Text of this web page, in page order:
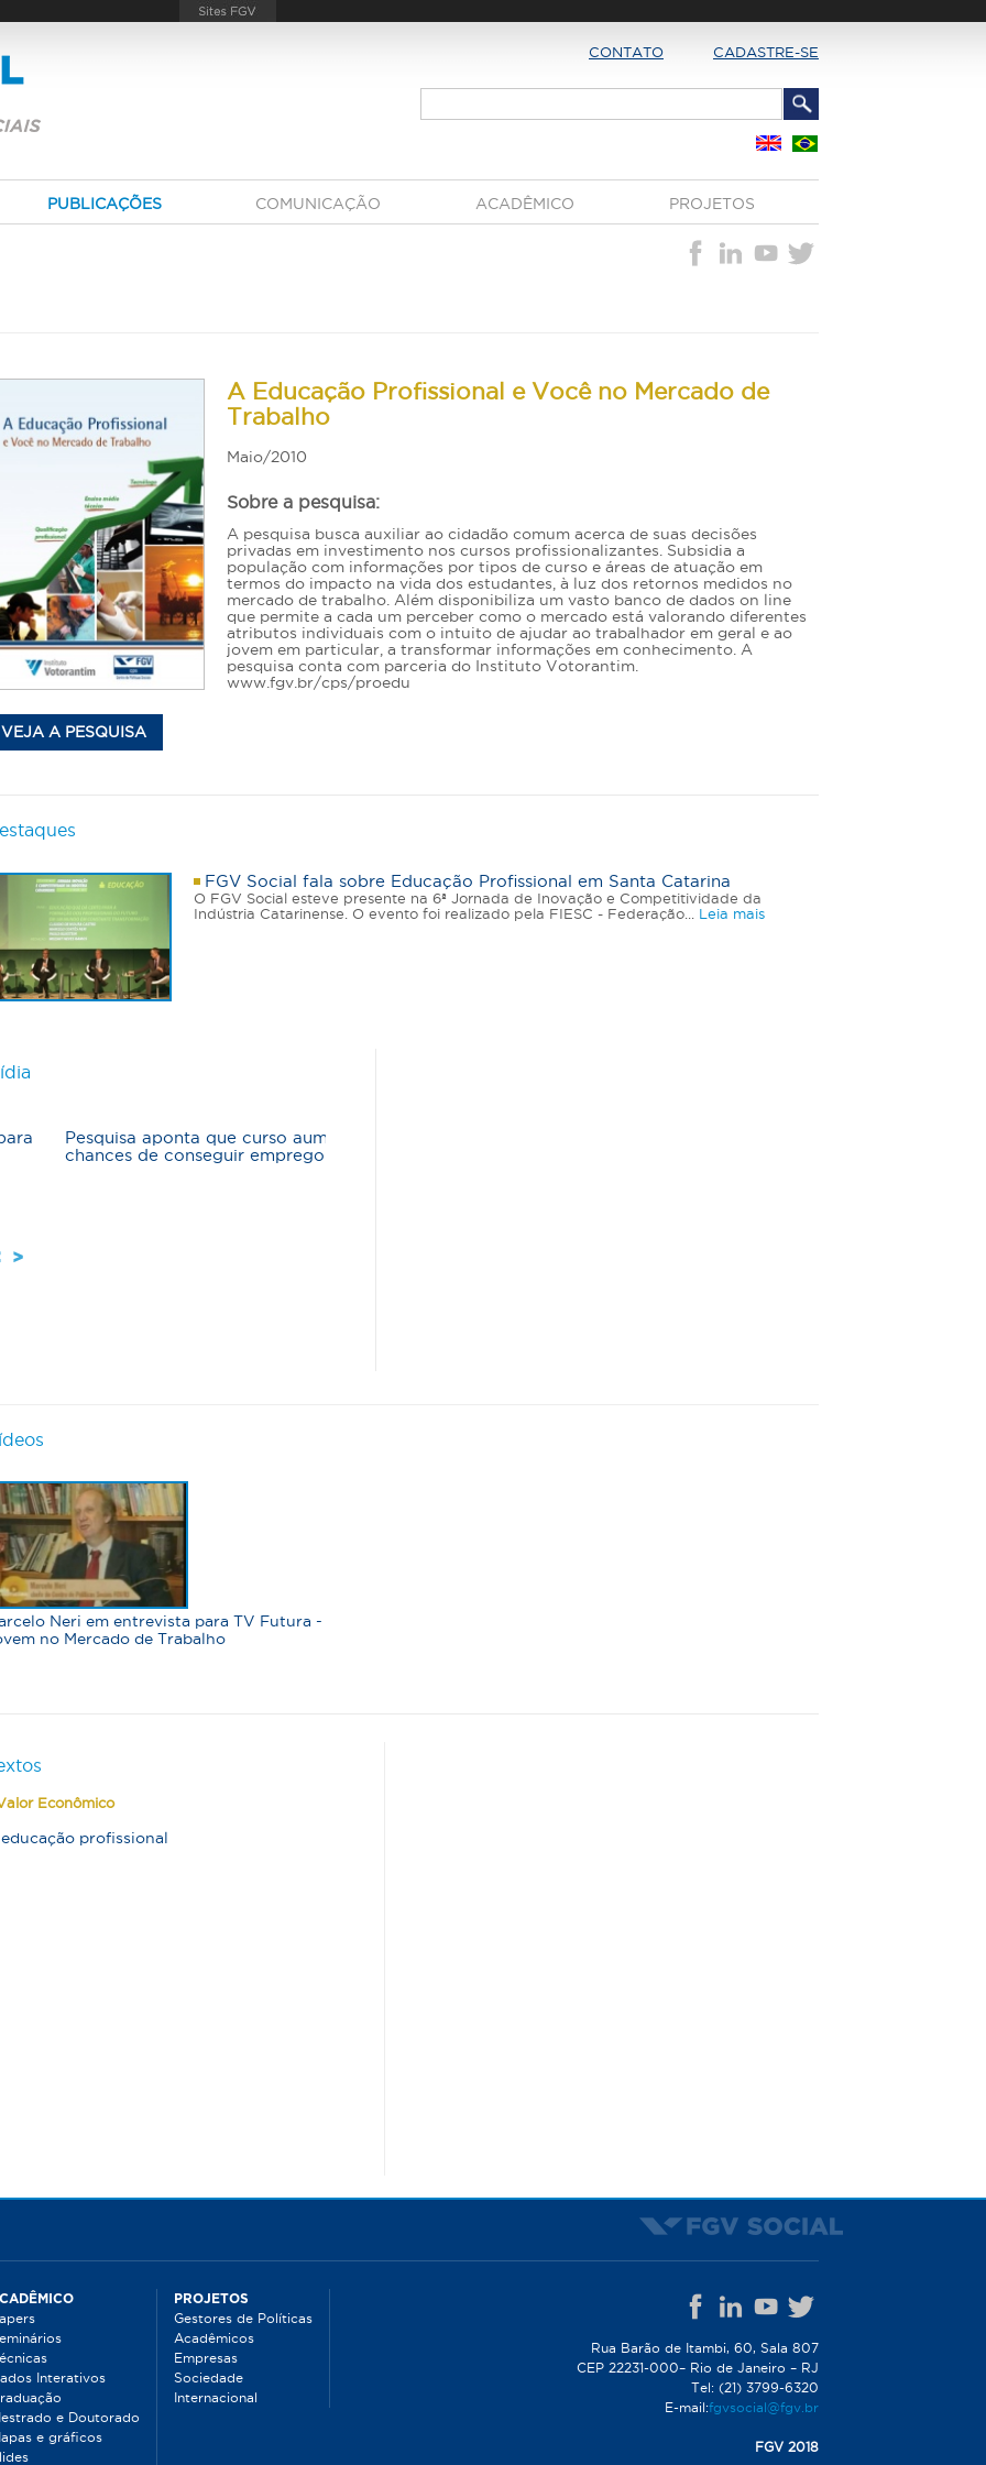
CONTATO CADASTRE-SE
PUBLICAÇÕES COMUNICAÇÃO ACADÊMICO PROJETOS
A Educação Profissional e Você no Mercado de
Trabalho
Maio/2010
Sobre a pesquisa:
A pesquisa busca auxiliar ao cidadão comum acerca de suas decisões
privadas em investimento nos cursos profissionalizantes. Subsidia a
população com informações por tipos de curso e áreas de atuação em
termos do impacto na vida dos estudantes, à luz dos retornos medidos no
mercado de trabalho. Além disponibiliza um vasto banco de dados on line
que permite a cada um perceber como o mercado está valorando diferentes
atributos individuais com o intuito de ajudar ao trabalhador em geral e ao
jovem em particular, a transformar informações em conhecimento. A
pesquisa conta com parceria do Instituto Votorantim.
www.fgv.br/cps/proedu
VEJA A PESQUISA
FGV Social fala sobre Educação Profissional em Santa Catarina
O FGV Social esteve presente na 6ª Jornada de Inovação e Competitividade da
Indústria Catarinense. O evento foi realizado pela FIESC - Federação... Leia mais
aponta que curso aumenta as
de conseguir emprego
Mercado volta a criar empregos para
Neri em entrevista para TV Futura -
no Mercado de Trabalho
Econômico
profissional
Interativos
e Doutorado
e gráficos
PROJETOS
Gestores de Políticas
Acadêmicos
Empresas
Sociedade
Internacional
Rua Barão de Itambi, 60, Sala 807
CEP 22231-000– Rio de Janeiro – RJ
Tel: (21) 3799-6320
E-mail:fgvsocial@fgv.br
FGV 2018